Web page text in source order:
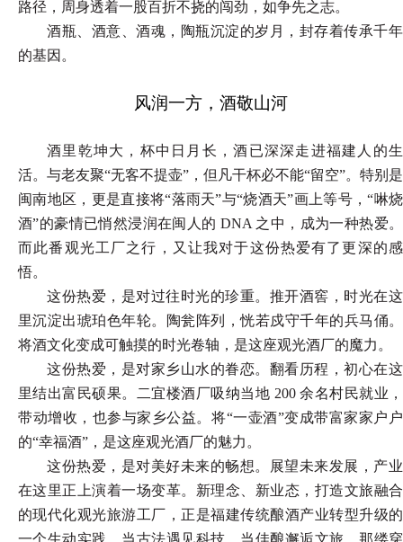
路径，周身透着一股百折不挠的闯劲，如争先之志。
酒瓶、酒意、酒魂，陶瓶沉淀的岁月，封存着传承千年
的基因。
风润一方，酒敬山河
酒里乾坤大，杯中日月长，酒已深深走进福建人的生
活。与老友聚“无客不提壶”，但凡干杯必不能“留空”。特别是
闽南地区，更是直接将“落雨天”与“烧酒天”画上等号，“啉烧
酒”的豪情已悄然浸润在闽人的 DNA 之中，成为一种热爱。
而此番观光工厂之行，又让我对于这份热爱有了更深的感
悟。
这份热爱，是对过往时光的珍重。推开酒窖，时光在这
里沉淀出琥珀色年轮。陶瓮阵列，恍若戍守千年的兵马俑。
将酒文化变成可触摸的时光卷轴，是这座观光酒厂的魔力。
这份热爱，是对家乡山水的眷恋。翻看历程，初心在这
里结出富民硕果。二宜楼酒厂吸纳当地 200 余名村民就业，
带动增收，也参与家乡公益。将“一壶酒”变成带富家家户户
的“幸福酒”，是这座观光酒厂的魅力。
这份热爱，是对美好未来的畅想。展望未来发展，产业
在这里正上演着一场变革。新理念、新业态，打造文旅融合
的现代化观光旅游工厂，正是福建传统酿酒产业转型升级的